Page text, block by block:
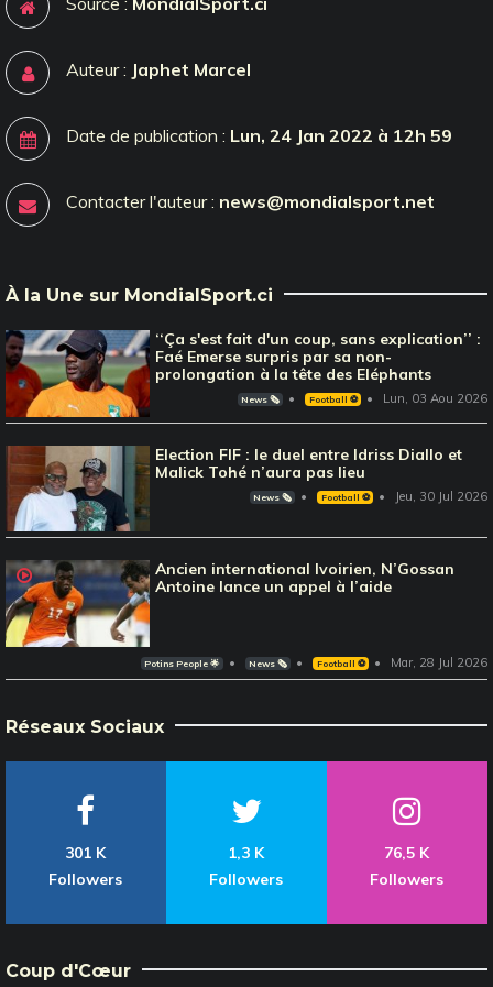
Auteur : Japhet Marcel
Date de publication : Lun, 24 Jan 2022 à 12h 59
Contacter l'auteur : news@mondialsport.net
À la Une sur MondialSport.ci
‘‘Ça s'est fait d'un coup, sans explication’’ :
Faé Emerse surpris par sa non-
prolongation à la tête des Eléphants
News 🗞️ Football ⚽️ Lun, 03 Aou 2026
Election FIF : le duel entre Idriss Diallo et
Malick Tohé n’aura pas lieu
News 🗞️ Football ⚽️ Jeu, 30 Jul 2026
Ancien international Ivoirien, N’Gossan
Antoine lance un appel à l’aide
Potins People 🌟 News 🗞️ Football ⚽️ Mar, 28 Jul 2026
Réseaux Sociaux
301 K
Followers
1,3 K
Followers
76,5 K
Followers
Coup d'Cœur